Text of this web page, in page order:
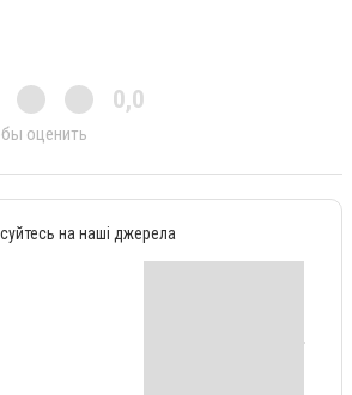
0,0
оценить
на наші джерела